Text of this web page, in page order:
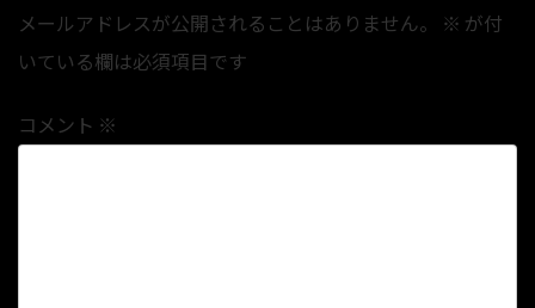
メールアドレスが公開されることはありません。 ※ が付
いている欄は必須項目です
コメント ※